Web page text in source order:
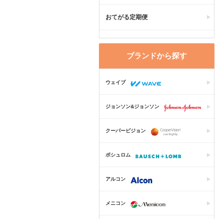
おてがる定期便
ブランドから探す
ウェイブ
ジョンソン&ジョンソン
クーパービジョン
ボシュロム
アルコン
メニコン